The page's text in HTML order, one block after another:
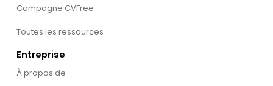
Campagne CVFree
Toutes les ressources
Entreprise
À propos de